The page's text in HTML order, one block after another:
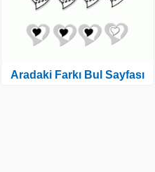
Aradaki Farkı Bul Sayfası